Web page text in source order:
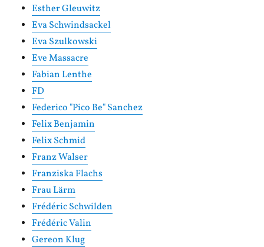
Esther Gleuwitz
Eva Schwindsackel
Eva Szulkowski
Eve Massacre
Fabian Lenthe
FD
Federico "Pico Be" Sanchez
Felix Benjamin
Felix Schmid
Franz Walser
Franziska Flachs
Frau Lärm
Frédéric Schwilden
Frédéric Valin
Gereon Klug